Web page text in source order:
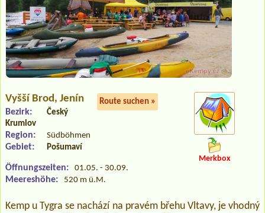
Vyšší Brod , Jenín Route suchen »
Bezirk:
Český
Krumlov
Region: Südböhmen
Gebiet: Pošumaví
Öffnungszeiten: 01.05. - 30.09.
Meereshöhe: 520 m ü.M.
Merkbox
Kemp u Tygra se nachází na pravém břehu Vltavy, je vhodný